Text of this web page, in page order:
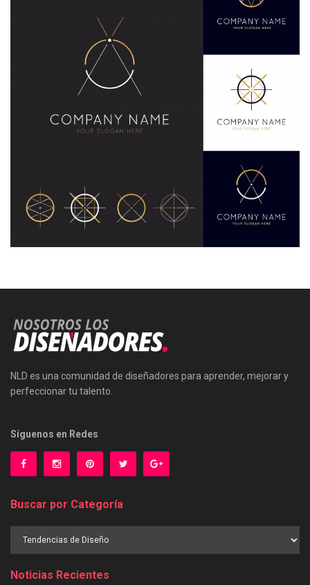
NLD es una comunidad de diseñadores para aprender, mejorar y
perfeccionar tu talento.
Síguenos en Redes
Buscar por Categoría
Noticias Recientes